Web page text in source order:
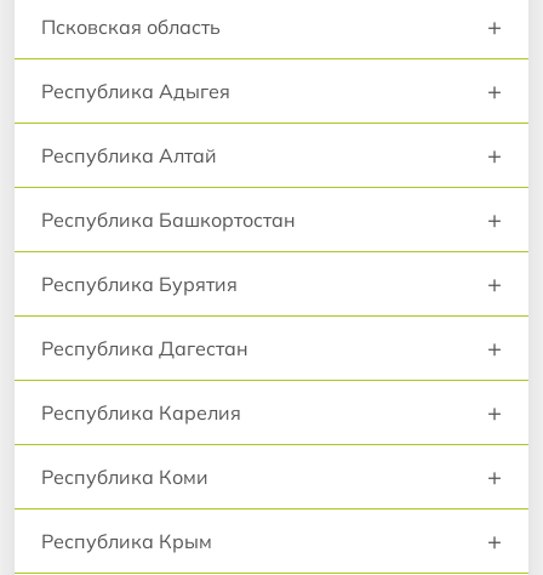
Псковская область +
Республика Адыгея +
Республика Алтай +
Республика Башкортостан +
Республика Бурятия +
Республика Дагестан +
Республика Карелия +
Республика Коми +
Республика Крым +